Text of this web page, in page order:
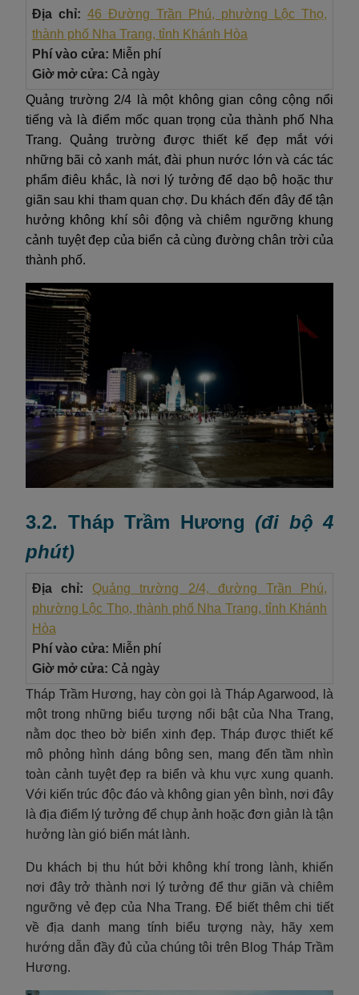
Địa chỉ: 46 Đường Trần Phú, phường Lộc Thọ,
thành phố Nha Trang, tỉnh Khánh Hòa
Phí vào cửa: Miễn phí
Giờ mở cửa: Cả ngày
Quảng trường 2/4 là một không gian công cộng nổi
tiếng và là điểm mốc quan trọng của thành phố Nha
Trang. Quảng trường được thiết kế đẹp mắt với
những bãi cỏ xanh mát, đài phun nước lớn và các tác
phẩm điêu khắc, là nơi lý tưởng để dạo bộ hoặc thư
giãn sau khi tham quan chợ. Du khách đến đây để tận
hưởng không khí sôi động và chiêm ngưỡng khung
cảnh tuyệt đẹp của biển cả cùng đường chân trời của
thành phố.
3.2. Tháp Trầm Hương (đi bộ 4
phút)
Địa chỉ:
Quảng trường 2/4, đường Trần Phú,
phường Lộc Thọ, thành phố Nha Trang, tỉnh Khánh
Hòa
Phí vào cửa: Miễn phí
Giờ mở cửa: Cả ngày
Tháp Trầm Hương, hay còn gọi là Tháp Agarwood, là
một trong những biểu tượng nổi bật của Nha Trang,
nằm dọc theo bờ biển xinh đẹp. Tháp được thiết kế
mô phỏng hình dáng bông sen, mang đến tầm nhìn
toàn cảnh tuyệt đẹp ra biển và khu vực xung quanh.
Với kiến trúc độc đáo và không gian yên bình, nơi đây
là địa điểm lý tưởng để chụp ảnh hoặc đơn giản là tận
hưởng làn gió biển mát lành.
Du khách bị thu hút bởi không khí trong lành, khiến
nơi đây trở thành nơi lý tưởng để thư giãn và chiêm
ngưỡng vẻ đẹp của Nha Trang. Để biết thêm chi tiết
về địa danh mang tính biểu tượng này, hãy xem
hướng dẫn đầy đủ của chúng tôi trên Blog Tháp Trầm
Hương.